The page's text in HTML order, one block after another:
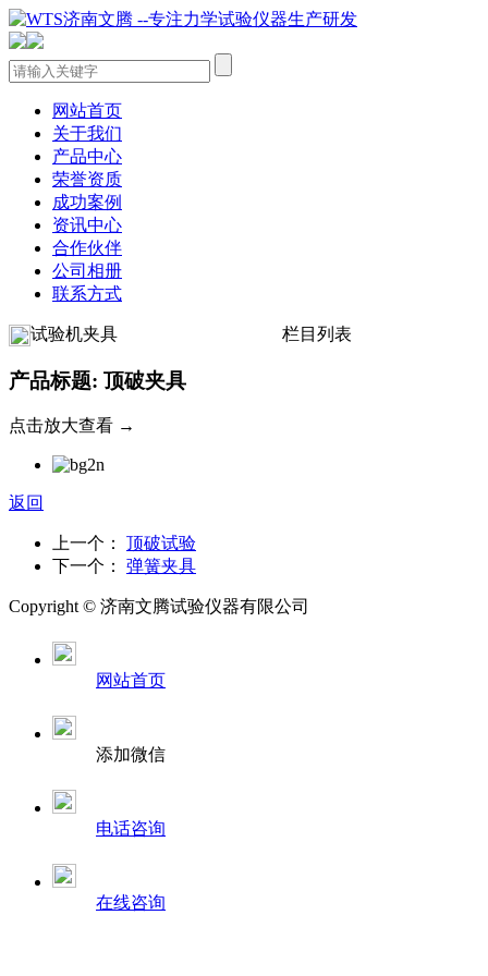
网站首页
关于我们
产品中心
荣誉资质
成功案例
资讯中心
合作伙伴
公司相册
联系方式
试验机夹具 栏目列表
产品标题: 顶破夹具
点击放大查看 →
返回
上一个： 顶破试验
下一个： 弹簧夹具
Copyright © 济南文腾试验仪器有限公司
网站首页
添加微信
电话咨询
在线咨询